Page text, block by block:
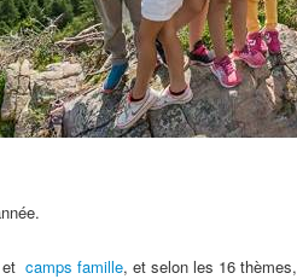
et camps famille, et selon les 16 thèmes,